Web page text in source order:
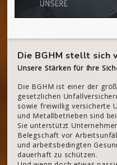
Die BGHM stellt sich
Unsere Stärken für Ihre
Die BGHM ist einer der
gesetzlichen
sowie freiwillig versicherte
und Metallbetrieben sind
Sie unterstützt
Belegschaft vor
und arbeitsbedingten
dauerhaft zu schützen.